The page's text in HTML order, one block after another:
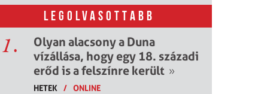
LEGOLVASOTTABB
1.
Olyan alacsony a Duna
vízállása, hogy egy 18. századi
erőd is a felszínre került »
HETEK / ONLINE